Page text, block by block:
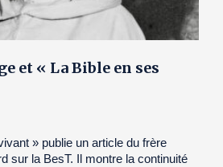
et « La Bible en ses
» publie un article du frère
sur la BesT. Il montre la continuité